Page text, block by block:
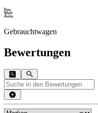
Gebrauchtwagen
Bewertungen